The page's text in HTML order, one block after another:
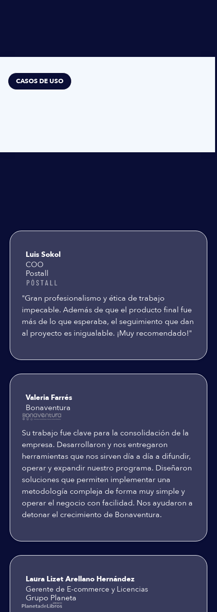
CASOS DE USO
Luis Sokol
COO
Postall
"Gran profesionalismo y ética de trabajo
impecable. Además de que el producto final fue
más de lo que esperaba, el seguimiento que dan
al proyecto es inigualable. ¡Muy recomendado!"
Valeria Farrés
Bonaventura
Su trabajo fue clave para la consolidación de la
empresa. Desarrollaron y nos entregaron
herramientas que nos sirven día a día a difundir,
operar y expandir nuestro programa. Diseñaron
soluciones que permiten implementar una
metodología compleja de forma muy simple y
operar el negocio con facilidad. Nos ayudaron a
detonar el crecimiento de Bonaventura.
Laura Lizet Arellano Hernández
Gerente de E-commerce y Licencias
Grupo Planeta